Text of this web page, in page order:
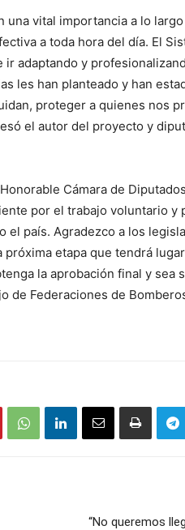
vital importancia a lo
a toda hora del día. El
adaptando y
les han planteado y han
proteger a quienes nos
el autor del proyecto y
Cámara de
por el trabajo voluntario y
el país. Agradezco a los
etapa que tendrá
la aprobación final y sea
de Federaciones de
“No queremos